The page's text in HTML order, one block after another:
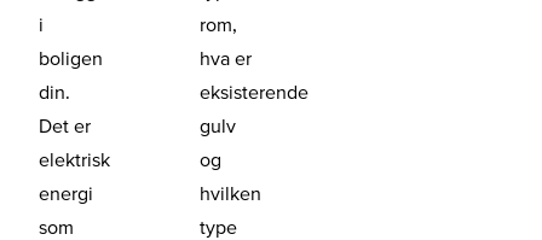
i
boligen
din.
Det er
elektrisk
energi
som
rom,
hva er
eksisterende
gulv
og
hvilken
type